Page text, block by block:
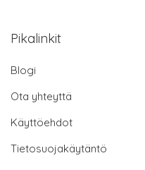
Pikalinkit
Blogi
Ota yhteyttä
Käyttöehdot
Tietosuojakäytäntö